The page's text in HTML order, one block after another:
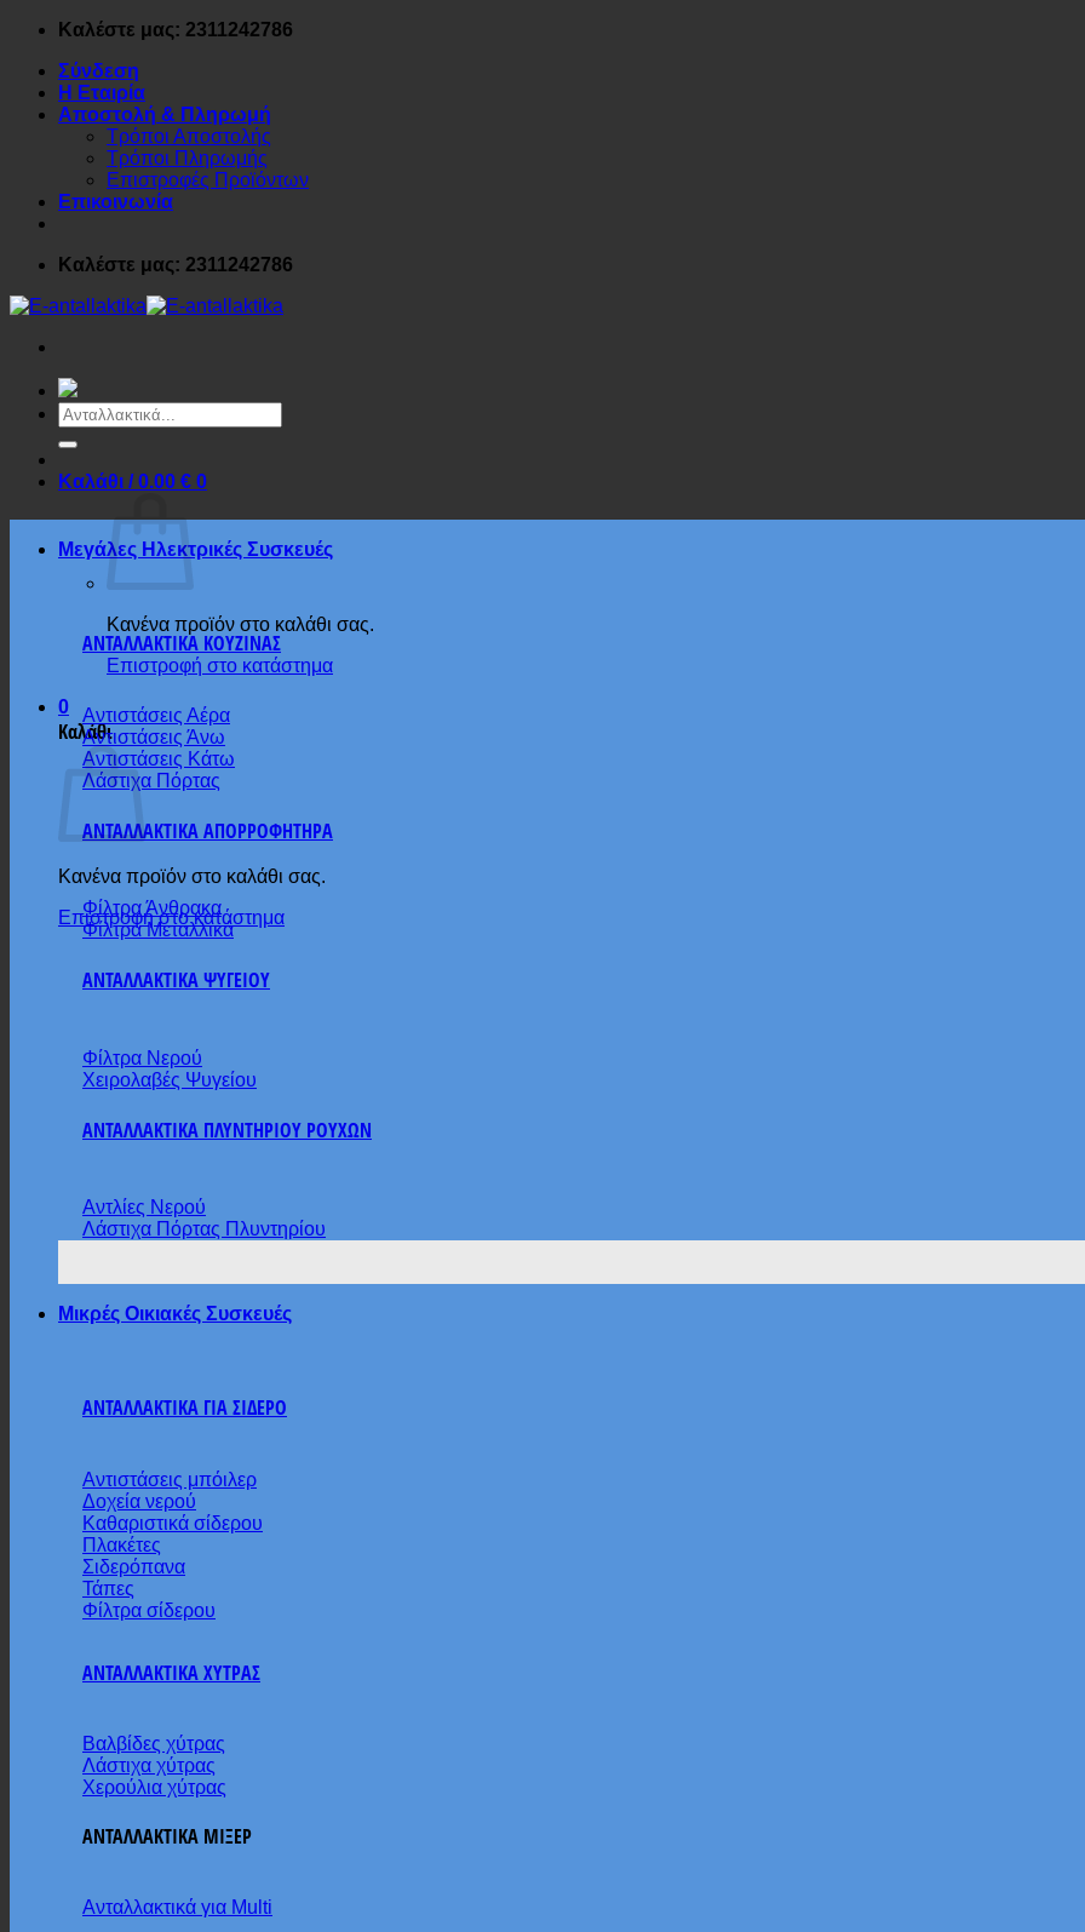
Μετάβαση
περιεχόμενο
Καλέστε μας: 2311242786
Σύνδεση
Η Εταιρία
Αποστολή & Πληρωμή
Τρόποι Αποστολής
Τρόποι Πληρωμής
Επιστροφές Προϊόντων
Επικοινωνία
Καλέστε μας: 2311242786
Αναζήτηση
για:
Καλάθι /0.00 € 0
Κανένα προϊόν στο καλάθι σας.
Επιστροφή στο κατάστημα
0
Καλάθι
Κανένα προϊόν στο καλάθι σας.
Επιστροφή στο κατάστημα
Μεγάλες Ηλεκτρικές Συσκευές
ΑΝΤΑΛΛΑΚΤΙΚΑ ΚΟΥΖΙΝΑΣ
Αντιστάσεις Αέρα
Αντιστάσεις Άνω
Αντιστάσεις Κάτω
Λάστιχα Πόρτας
ΑΝΤΑΛΛΑΚΤΙΚΑ ΑΠΟΡΡΟΦΗΤΗΡΑ
Φίλτρα Άνθρακα
Φίλτρα Μεταλλικά
ΑΝΤΑΛΛΑΚΤΙΚΑ ΨΥΓΕΙΟΥ
Φίλτρα Νερού
Χειρολαβές Ψυγείου
ΑΝΤΑΛΛΑΚΤΙΚΑ ΠΛΥΝΤΗΡΙΟΥ ΡΟΥΧΩΝ
Αντλίες Νερού
Λάστιχα Πόρτας Πλυντηρίου
Μικρές Οικιακές Συσκευές
ΑΝΤΑΛΛΑΚΤΙΚΑ ΓΙΑ ΣΙΔΕΡΟ
Αντιστάσεις μπόιλερ
Δοχεία νερού
Καθαριστικά σίδερου
Πλακέτες
Σιδερόπανα
Τάπες
Φίλτρα σίδερου
ΑΝΤΑΛΛΑΚΤΙΚΑ ΧΥΤΡΑΣ
Βαλβίδες χύτρας
Λάστιχα χύτρας
Χερούλια χύτρας
ΑΝΤΑΛΛΑΚΤΙΚΑ ΜΙΞΕΡ
Ανταλλακτικά για Multi